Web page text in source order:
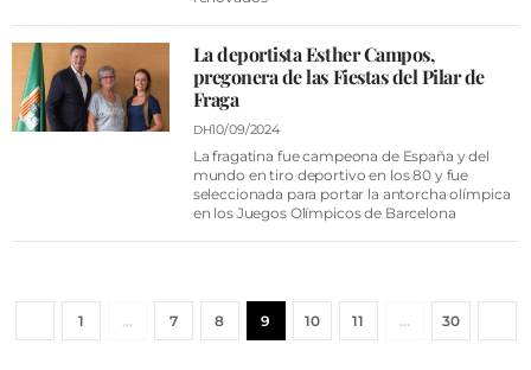
La deportista Esther Campos,
pregonera de las Fiestas del Pilar de
Fraga
DH10/09/2024
La fragatina fue campeona de España y del
mundo en tiro deportivo en los 80 y fue
seleccionada para portar la antorcha olímpica
en los Juegos Olímpicos de Barcelona
1 … 7 8 9 10 11 … 30